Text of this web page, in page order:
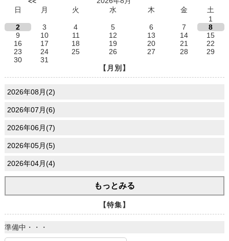
日
月 火 水 木 金
土
1
2
3 4 5 6 7
8
9
10 11 12 13 14
15
16
17 18 19 20 21
22
23
24 25 26 27 28
29
30
31
【月別】
2026年08月(2)
2026年07月(6)
2026年06月(7)
2026年05月(5)
2026年04月(4)
もっとみる
【特集】
準備中・・・